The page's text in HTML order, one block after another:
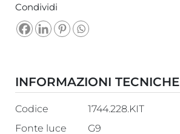
Condividi
INFORMAZIONI TECNICHE
Codice
1744.228.KIT
Fonte luce
G9